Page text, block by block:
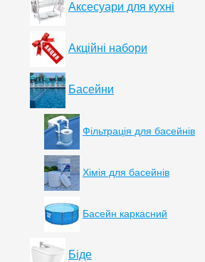
Аксесуари для кухні
Акційні набори
Басейни
Фільтрація для басейнів
Хімія для басейнів
Басейн каркасний
Біде